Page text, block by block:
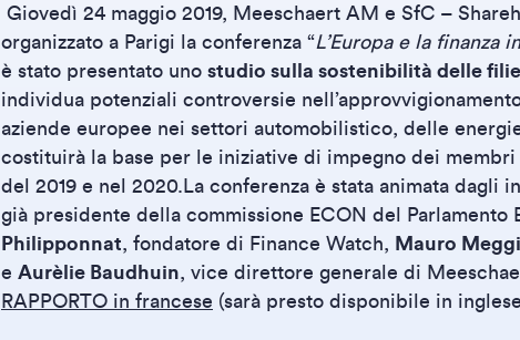
Giovedì 24 maggio 2019, Meeschaert AM e SfC –
organizzato a Parigi la conferenza “L’Europa e la finanza
è stato presentato uno studio sulla sostenibilità delle
individua potenziali controversie
aziende europee nei settori automobilistico, delle
costituirà la base per le iniziative di impegno dei
del 2019 e nel 2020.La conferenza è stata animata dagli
già presidente della commissione ECON del Parlamento
Philipponnat, fondatore di Finance Watch, Mauro
e Aurèlie Baudhuin, vice direttore generale di
RAPPORTO in francese (sarà presto disponibile in